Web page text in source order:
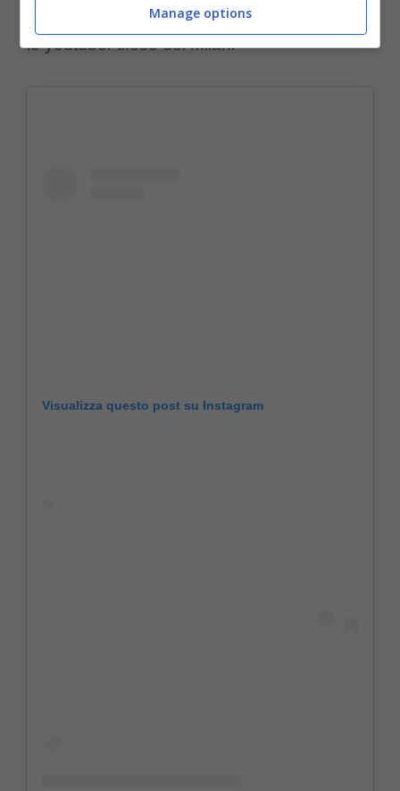
cessioni non può fare mercato”,
lo youtuber tifoso del Milan.
Visualizza questo post su Instagram
Manage options